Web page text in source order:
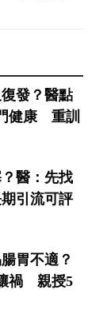
發？醫點
健康 重訓
醫：先找
引流可評
胃不適？
禍 親授5